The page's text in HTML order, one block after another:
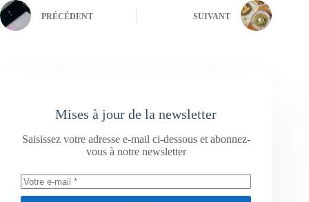
PRÉCÉDENT SUIVANT
Mises à jour de la newsletter
Saisissez votre adresse e-mail ci-dessous et abonnez-
vous à notre newsletter